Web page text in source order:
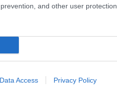
and other user protection.
Data Access Privacy Policy